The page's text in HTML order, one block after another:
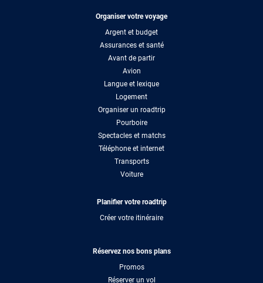
Organiser votre voyage
Argent et budget
Assurances et santé
Avant de partir
Avion
Langue et lexique
Logement
Organiser un roadtrip
Pourboire
Spectacles et matchs
Téléphone et internet
Transports
Voiture
Planifier votre roadtrip
Créer votre itinéraire
Réservez nos bons plans
Promos
Réserver un vol